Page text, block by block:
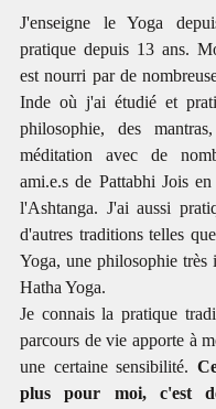
J'enseigne le Yoga
pratique depuis 13 ans.
est nourri par de
Inde où j'ai étudié et
philosophie, des
méditation avec de
ami.e.s de Pattabhi Jois
l'Ashtanga. J'ai aussi
d'autres traditions telles
Yoga, une philosophie très
Hatha Yoga.
Je connais la pratique
parcours de vie apporte à
une certaine sensibilité.
plus pour moi, c'est